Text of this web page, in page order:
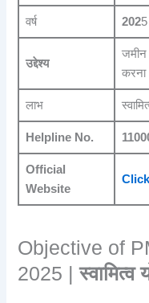
वर्ष 2025
उद्देश्य
जमीन
करना
लाभ
Helpline No.
Official
Website
Objective of
2025 |स्वामित्व